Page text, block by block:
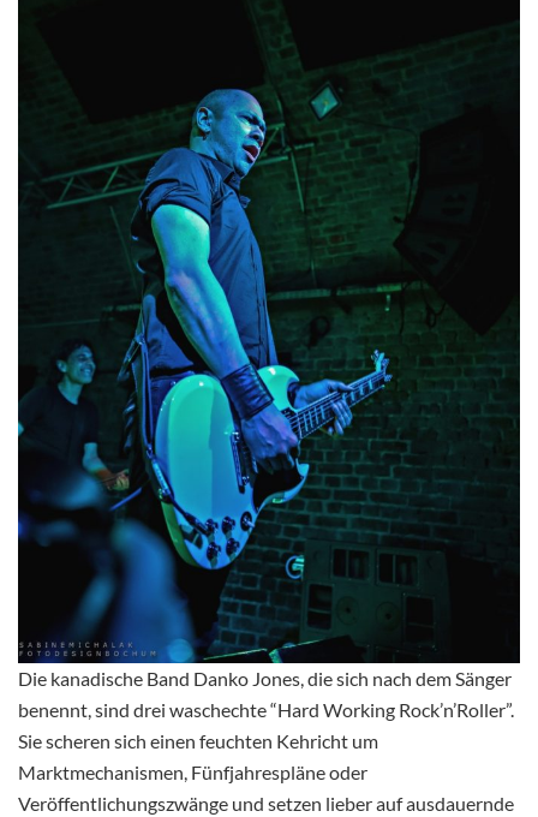
Die kanadische Band Danko Jones, die sich nach dem Sänger
benennt, sind drei waschechte “Hard Working Rock’n’Roller”.
Sie scheren sich einen feuchten Kehricht um
Marktmechanismen, Fünfjahrespläne oder
Veröffentlichungszwänge und setzen lieber auf ausdauernde